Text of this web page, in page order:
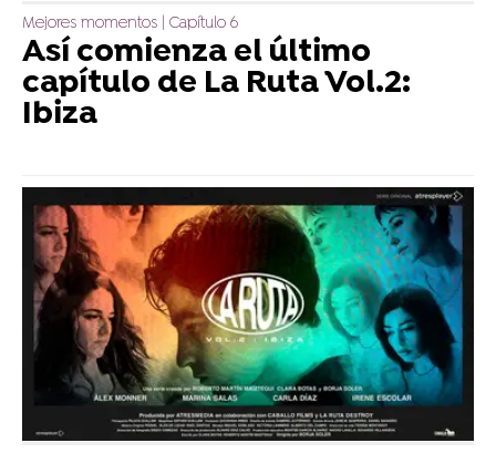
Mejores momentos | Capítulo 6
Así comienza el último
capítulo de La Ruta Vol.2:
Ibiza